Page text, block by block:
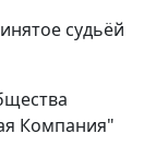
судьёй
Компания"